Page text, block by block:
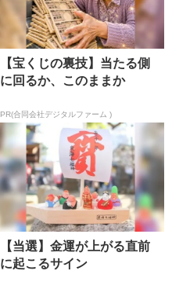
【宝くじの裏技】当たる側
に回るか、このままか
PR(合同会社デジタルファーム )
【当選】金運が上がる直前
に起こるサイン